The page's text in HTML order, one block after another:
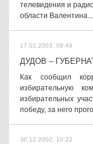
телевидения и
области Валентина...
17.02.2003, 09:49
ДУДОВ –
Как сообщил
избирательную
избирательных
победу, за него
30.12.2002, 10:22